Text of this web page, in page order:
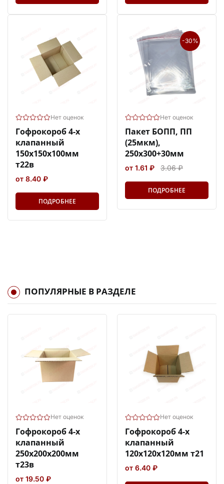
Нет оценок
Гофрокороб 4-х
клапанный
150х150х100мм
т22в
от 8.40 ₽
ПОДРОБНЕЕ
-30%
Нет оценок
Пакет БОПП, ПП
(25мкм),
250х300+30мм
от 1.61 ₽ 3.06 ₽
ПОДРОБНЕЕ
ПОПУЛЯРНЫЕ В РАЗДЕЛЕ
Нет оценок
Гофрокороб 4-х
клапанный
250х200х200мм
т23в
от 19.50 ₽
Нет оценок
Гофрокороб 4-х
клапанный
120х120х120мм т21
от 6.40 ₽